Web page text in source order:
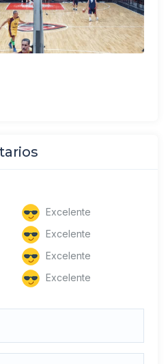
Excelente
Excelente
Excelente
Excelente